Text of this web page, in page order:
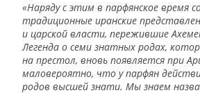
«Наряду с этим в парфянское время
традиционные иранские
и царской власти, пережившие
Легенда о семи знатных родах,
на престол, вновь появляется при
маловероятно, что у парфян
родов высшей знати. Мы знаем